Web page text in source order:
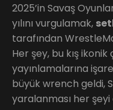
2025’in Savaş
yılını vurgulamak,
tarafından
Her şey, bu kış
yayınlamalarına
büyük wrench geldi,
yaralanması her